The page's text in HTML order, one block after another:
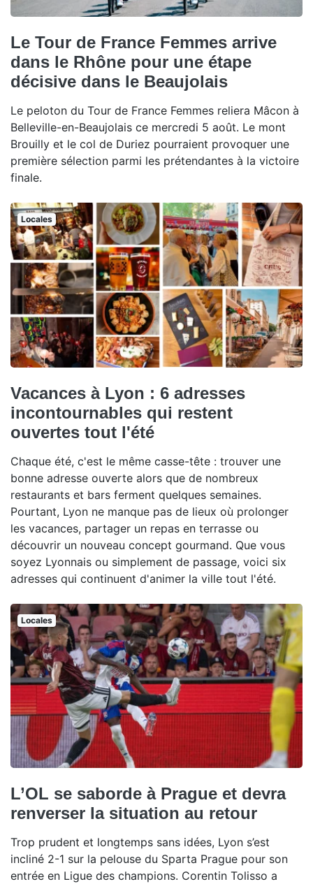
Le Tour de France Femmes arrive
dans le Rhône pour une étape
décisive dans le Beaujolais
Le peloton du Tour de France Femmes reliera Mâcon à
Belleville-en-Beaujolais ce mercredi 5 août. Le mont
Brouilly et le col de Duriez pourraient provoquer une
première sélection parmi les prétendantes à la victoire
finale.
Locales
Vacances à Lyon : 6 adresses
incontournables qui restent
ouvertes tout l'été
Chaque été, c'est le même casse-tête : trouver une
bonne adresse ouverte alors que de nombreux
restaurants et bars ferment quelques semaines.
Pourtant, Lyon ne manque pas de lieux où prolonger
les vacances, partager un repas en terrasse ou
découvrir un nouveau concept gourmand. Que vous
soyez Lyonnais ou simplement de passage, voici six
adresses qui continuent d'animer la ville tout l'été.
Locales
L’OL se saborde à Prague et devra
renverser la situation au retour
Trop prudent et longtemps sans idées, Lyon s’est
incliné 2-1 sur la pelouse du Sparta Prague pour son
entrée en Ligue des champions. Corentin Tolisso a